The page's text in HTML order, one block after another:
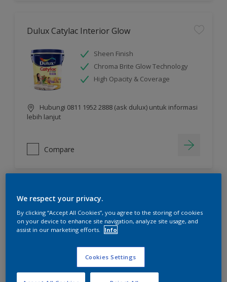
Dulux Catylac Interior Glow
Sheen Finish
Chroma Brite Glow Technology
High Opacity & Coverage
Hubungi 0811 1952 2888 (ask dulux) untuk informasi
lebih lanjut
Compare
We respect your privacy.
By clicking “Accept All Cookies”, you agree to the storing of cookies
on your device to enhance site navigation, analyze site usage, and
assist in our marketing efforts.
Info
Cookies Settings